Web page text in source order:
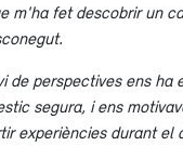
m'ha fet descobrir un
de perspectives ens ha
segura, i ens
experiències durant el